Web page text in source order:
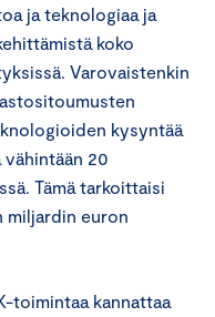
ja teknologiaa ja
koko
Varovaistenkin
kysyntää
20
Tämä tarkoittaisi
miljardin euron
toimintaa kannattaa